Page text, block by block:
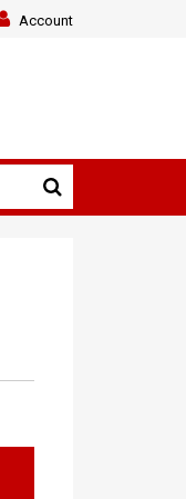
Account